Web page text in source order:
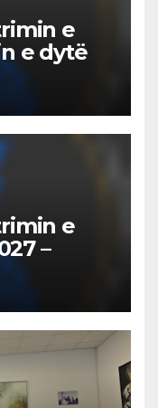
e
e dytë
за
за
e
–
на